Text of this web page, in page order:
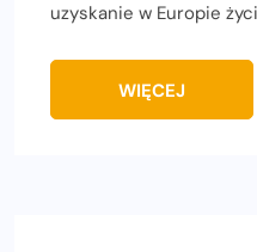
uzyskanie w Europie
WIĘCEJ